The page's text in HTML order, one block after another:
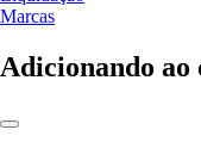
Marcas
Adicionando